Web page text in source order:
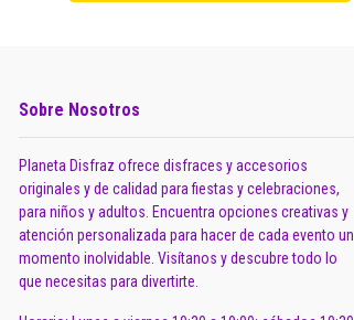
Sobre Nosotros
Planeta Disfraz ofrece disfraces y accesorios
originales y de calidad para fiestas y celebraciones,
para niños y adultos. Encuentra opciones creativas y
atención personalizada para hacer de cada evento un
momento inolvidable. Visítanos y descubre todo lo
que necesitas para divertirte.